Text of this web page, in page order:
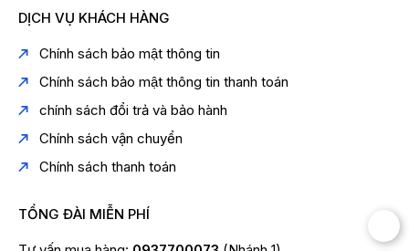
DỊCH VỤ KHÁCH HÀNG
Chính sách bảo mật thông tin
Chính sách bảo mật thông tin thanh toán
chính sách đổi trả và bảo hành
Chính sách vận chuyển
Chính sách thanh toán
TỔNG ĐÀI MIỄN PHÍ